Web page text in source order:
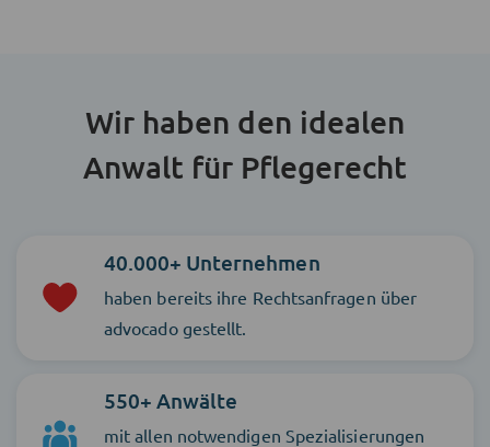
Wir haben den idealen
Anwalt für Pflegerecht
40.000+ Unternehmen
haben bereits ihre Rechtsanfragen über
advocado gestellt.
550+ Anwälte
mit allen notwendigen Spezialisierungen